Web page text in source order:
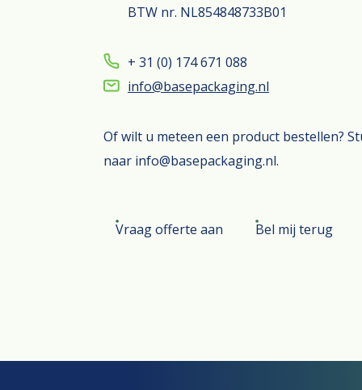
BTW nr. NL854848733B01
+ 31 (0) 174 671 088
info@basepackaging.nl
Of wilt u meteen een product bestellen?
naar info@basepackaging.nl.
Vraag offerte aan Bel mij terug